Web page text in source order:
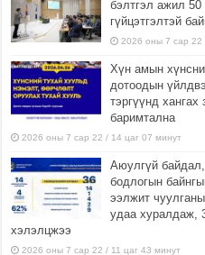
бэлтгэл ажил
гүйцэтгэлтэй
2026 оны 7 сар 22
Хүн амын
дотоодын
тэргүүнд хангах
баримтална
2026 оны 7 сар 22 / 14 цаг 07 минут
Аюулгүй
бодлогын
ээлжит
удаа хуралдаж,
хэлэлцжээ
2026 оны 7 сар 22 / 11 цаг 43 минут